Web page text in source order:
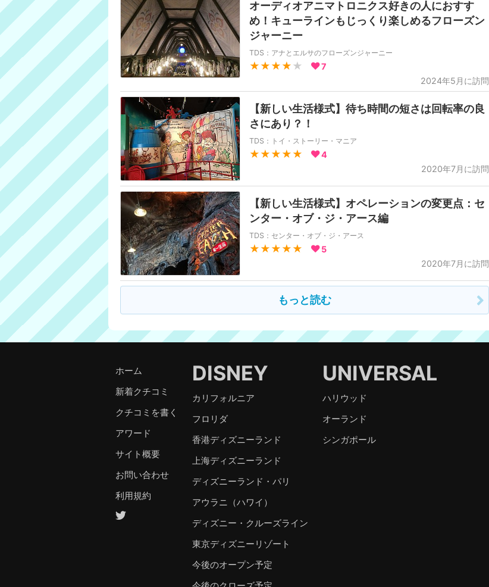
オーディオアニマトロニクス好きの人におすす
め！キューラインもじっくり楽しめるフローズン
ジャーニー
TDS：アナとエルサのフローズンジャーニー
★★★★ ★
7
2024年5月に訪問
【新しい生活様式】待ち時間の短さは回転率の良
さにあり？！
TDS：トイ・ストーリー・マニア
★★★★★
4
2020年7月に訪問
【新しい生活様式】オペレーションの変更点：セ
ンター・オブ・ジ・アース編
TDS：センター・オブ・ジ・アース
★★★★★
5
2020年7月に訪問
もっと読む
ホーム
新着クチコミ
クチコミを書く
アワード
サイト概要
お問い合わせ
利用規約
DISNEY
カリフォルニア
フロリダ
香港ディズニーランド
上海ディズニーランド
ディズニーランド・パリ
アウラニ（ハワイ）
ディズニー・クルーズライン
東京ディズニーリゾート
今後のオープン予定
UNIVERSAL
ハリウッド
オーランド
シンガポール